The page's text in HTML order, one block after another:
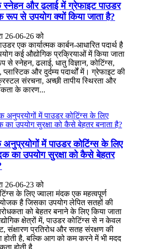
स्नेहन और ढलाई में ग्रेफाइट पाउडर
रूप से उपयोग क्यों किया जाता है?
26-06-26 को
एक कार्यात्मक कार्बन-आधारित पदार्थ है
कई औद्योगिक प्रक्रियाओं में किया जाता
से स्नेहन, ढलाई, धातु विज्ञान, कोटिंग्स,
प्लास्टिक और दुर्दम्य पदार्थों में। ग्रेफाइट की
संरचना, अच्छी तापीय स्थिरता और
के कारण...
अनुप्रयोगों में पाउडर कोटिंग्स के लिए
का उपयोग सुरक्षा को कैसे बेहतर
26-06-23 को
के लिए ज्वाला मंदक एक महत्वपूर्ण
योजक है जिसका उपयोग लेपित सतहों की
को बेहतर बनाने के लिए किया जाता
क्षेत्रों में, पाउडर कोटिंग्स से न केवल
संक्षारण प्रतिरोध और सतह संरक्षण की
है, बल्कि आग को कम करने में भी मदद